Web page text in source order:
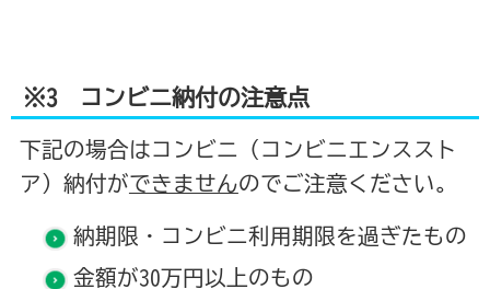
※3 コンビニ納付の注意点
下記の場合はコンビニ（コンビニエンススト
ア）納付ができませんのでご注意ください。
納期限・コンビニ利用期限を過ぎたもの
金額が30万円以上のもの